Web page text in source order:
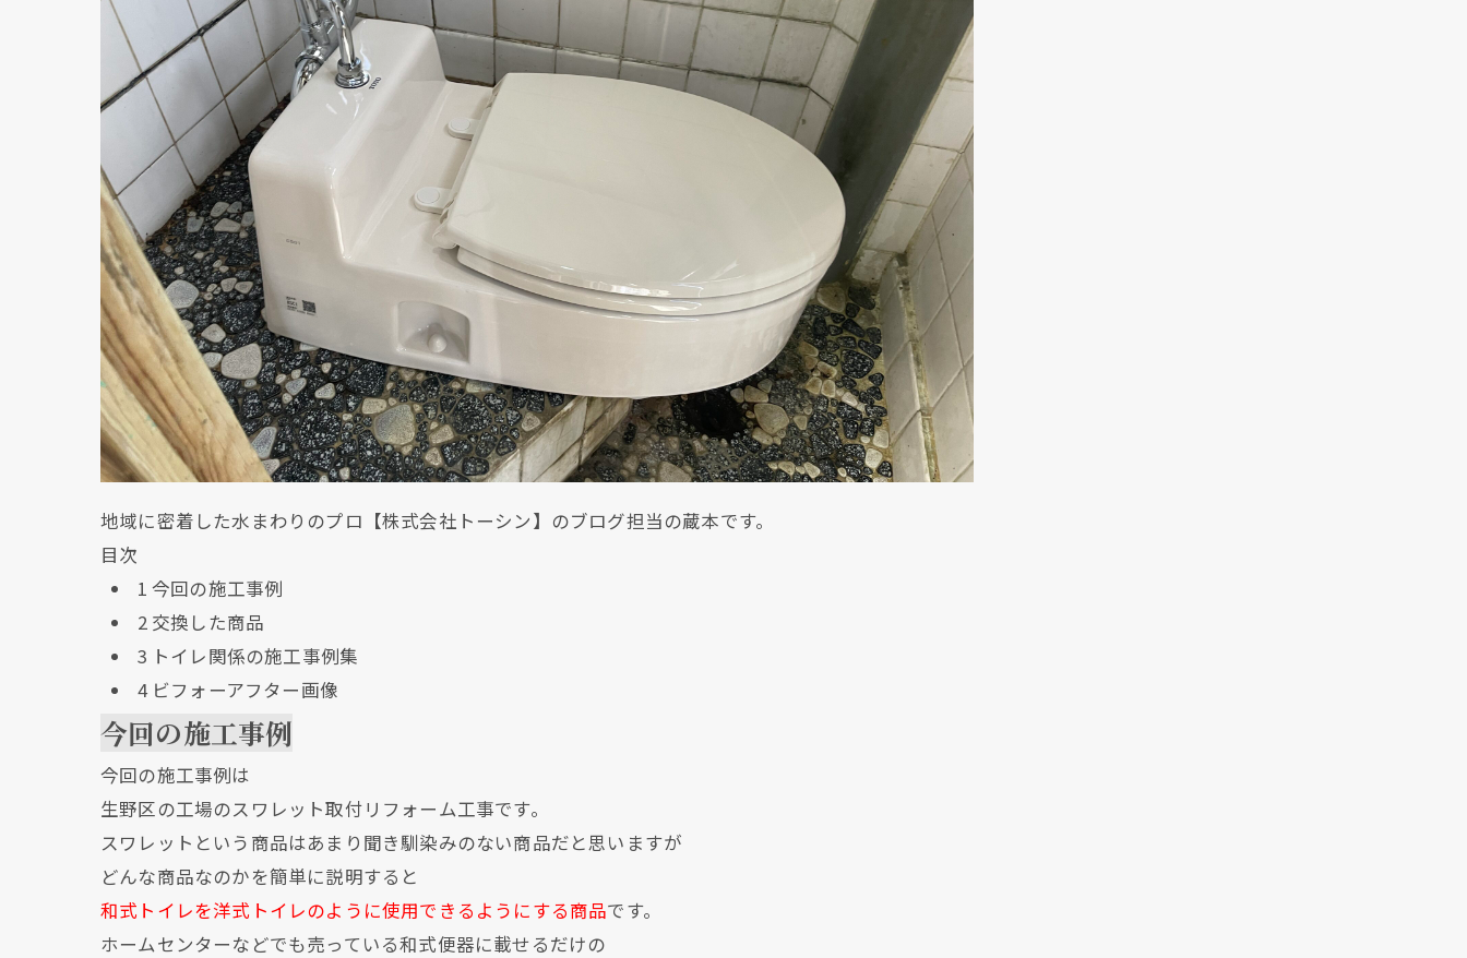
地域に密着した水まわりのプロ【株式会社トーシン】のブログ担当の蔵本です。
目次
1 今回の施工事例
2交換した商品
3 トイレ関係の施工事例集
4ビフォーアフター画像
今回の施工事例
今回の施工事例は
生野区の工場のスワレット取付リフォーム工事です。
スワレットという商品はあまり聞き馴染みのない商品だと思いますが
どんな商品なのかを簡単に説明すると
和式トイレを洋式トイレのように使用できるようにする商品です。
ホームセンターなどでも売っている和式便器に載せるだけの